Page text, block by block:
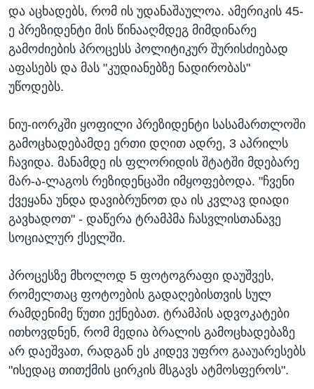
და აცხადებს, რომ ის უდანაშაულოა. ამერიკის 45-
ე პრეზიდენტი მის წინააღმდეგ მიმდინარე
გამოძიების პროცესს პოლიტიკურ შურისძიებად
აფასებს და მას "კუდიანებზე ნადირობას"
უწოდებს.
ნიუ-იორკში ყოფილი პრეზიდენტი სასამართლოში
გამოცხადებამდე ერთი დღით ადრე, 3 აპრილს
ჩავიდა. მანამდე ის ფლორიდის შტატში მდებარე
მარ-ა-ლაგოს რეზიდენცაში იმყოფებოდა. "ჩვენი
ქვეყანა უნდა დავიბრუნოთ და ის კვლავ დიადი
გავხადოთ" - დაწერა ტრამპმა ჩასვლისთანავე
სოციალურ ქსელში.
პროცესზე მხოლოდ 5 ფოტოგრაფი დაუშვეს,
რომელთაც ფოტოების გადაღებისთვის სულ
რამდენიმე წუთი ექნებათ. ტრამპის ადვოკატები
ითხოვდნენ, რომ მედია ბრალის გამოცხადებაზე
არ დაეშვათ, რადგან ეს კიდევ უფრო გააუარესებს
"ისედაც თითქმის ცირკის მსგავს ატმოსფეროს".